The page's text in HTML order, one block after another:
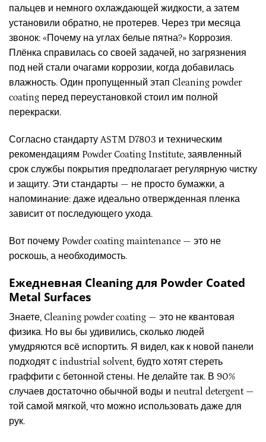
пальцев и немного охлаждающей жидкости, а затем
установили обратно, не протерев. Через три месяца
звонок: «Почему на углах белые пятна?» Коррозия.
Плёнка справилась со своей задачей, но загрязнения
под ней стали очагами коррозии, когда добавилась
влажность. Один пропущенный этап Cleaning powder
coating перед переустановкой стоил им полной
перекраски.
Согласно стандарту ASTM D7803 и техническим
рекомендациям Powder Coating Institute, заявленный
срок службы покрытия предполагает регулярную чистку
и защиту. Эти стандарты — не просто бумажки, а
напоминание: даже идеально отвержденная пленка
зависит от последующего ухода.
Вот почему Powder coating maintenance — это не
роскошь, а необходимость.
Ежедневная Cleaning для Powder Coated
Metal Surfaces
Знаете, Cleaning powder coating — это не квантовая
физика. Но вы бы удивились, сколько людей
умудряются всё испортить. Я видел, как к новой панели
подходят с industrial solvent, будто хотят стереть
граффити с бетонной стены. Не делайте так. В 90%
случаев достаточно обычной воды и neutral detergent —
той самой мягкой, что можно использовать даже для
рук.